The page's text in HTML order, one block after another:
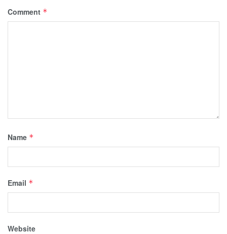
Comment *
Name *
Email *
Website